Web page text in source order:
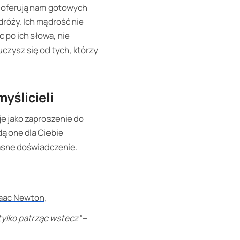
nam gotowych
Ich mądrość nie
po ich słowa, nie
się od tych, którzy
jako zaproszenie do
one dla Ciebie
doświadczenie.
Newton,
patrząc wstecz”–